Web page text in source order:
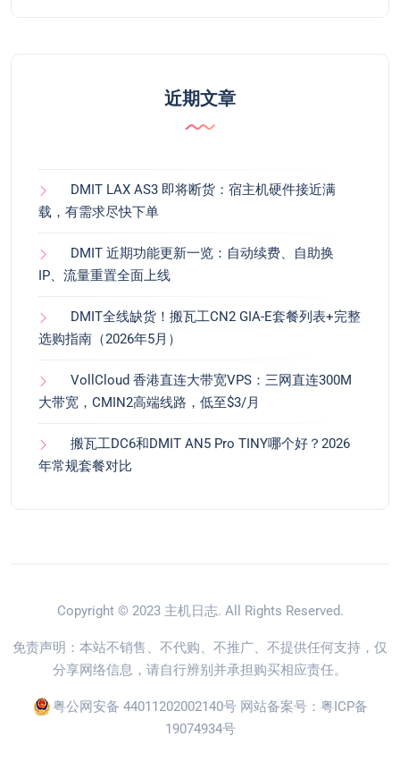
近期文章
DMIT LAX AS3 即将断货：宿主机硬件接近满
载，有需求尽快下单
DMIT 近期功能更新一览：自动续费、自助换
IP、流量重置全面上线
DMIT全线缺货！搬瓦工CN2 GIA-E套餐列表+完整
选购指南（2026年5月）
VollCloud 香港直连大带宽VPS：三网直连300M
大带宽，CMIN2高端线路，低至$3/月
搬瓦工DC6和DMIT AN5 Pro TINY哪个好？2026
年常规套餐对比
Copyright © 2023 主机日志. All Rights Reserved.
免责声明：本站不销售、不代购、不推广、不提供任何支持，仅
分享网络信息，请自行辨别并承担购买相应责任。
粤公网安备 44011202002140号 网站备案号： 粤ICP备
19074934号